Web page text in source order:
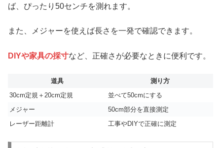
ば、ぴったり50センチを測れます。
また、メジャーを使えば長さを一発で確認できます。
DIYや家具の採寸など、正確さが必要なときに便利です。
道具
測り方
30cm定規＋20cm定規
並べて50cmにする
メジャー
50cm部分を直接測定
レーザー距離計
工事やDIYで正確に測定